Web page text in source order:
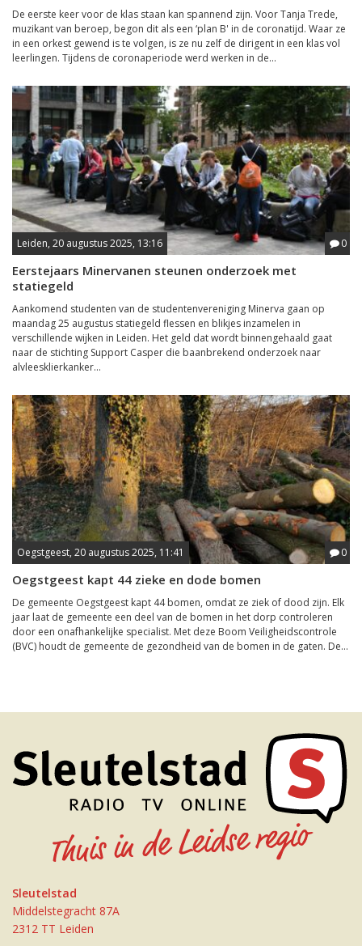
De eerste keer voor de klas staan kan spannend zijn. Voor Tanja Trede,
muzikant van beroep, begon dit als een ‘plan B' in de coronatijd. Waar ze
in een orkest gewend is te volgen, is ze nu zelf de dirigent in een klas vol
leerlingen. Tijdens de coronaperiode werd werken in de...
Leiden, 20 augustus 2025, 13:16 0
Eerstejaars Minervanen steunen onderzoek met
statiegeld
Aankomend studenten van de studentenvereniging Minerva gaan op
maandag 25 augustus statiegeld flessen en blikjes inzamelen in
verschillende wijken in Leiden. Het geld dat wordt binnengehaald gaat
naar de stichting Support Casper die baanbrekend onderzoek naar
alvleesklierkanker...
Oegstgeest, 20 augustus 2025, 11:41 0
Oegstgeest kapt 44 zieke en dode bomen
De gemeente Oegstgeest kapt 44 bomen, omdat ze ziek of dood zijn. Elk
jaar laat de gemeente een deel van de bomen in het dorp controleren
door een onafhankelijke specialist. Met deze Boom Veiligheidscontrole
(BVC) houdt de gemeente de gezondheid van de bomen in de gaten. De...
Sleutelstad
Middelstegracht 87A
2312 TT Leiden